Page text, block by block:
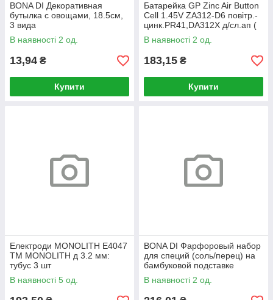
BONA DI Декоративная
бутылка с овощами, 18.5см,
3 вида
В наявності 2 од.
13,94 ₴
Купити
Батарейка GP Zinc Air Button
Cell 1.45V ZA312-D6 повiтр.-
цинк.PR41,DA312X д/сл.ап (
бл.- 6)
В наявності 2 од.
183,15 ₴
Купити
Електроди MONOLITH E4047
TM MONOLITH д 3.2 мм:
тубус 3 шт
В наявності 5 од.
BONA DI Фарфоровый набор
для специй (соль/перец) на
бамбуковой подставке
Мишутка, 14см
В наявності 2 од.